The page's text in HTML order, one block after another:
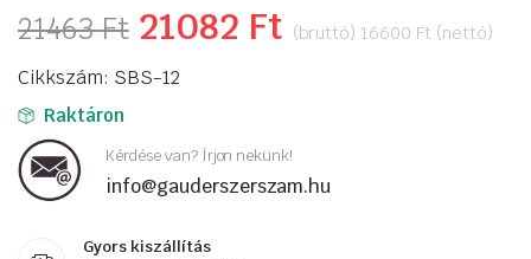
21463Ft Original
price
21463 Ft.
21082 Ft Current
21082 Ft.
(bruttó) 16600 Ft (nettó)
Cikkszám: SBS-12
Raktáron
Kérdése van? Írjon nekünk!
info@gauderszerszam.hu
Gyors kiszállítás